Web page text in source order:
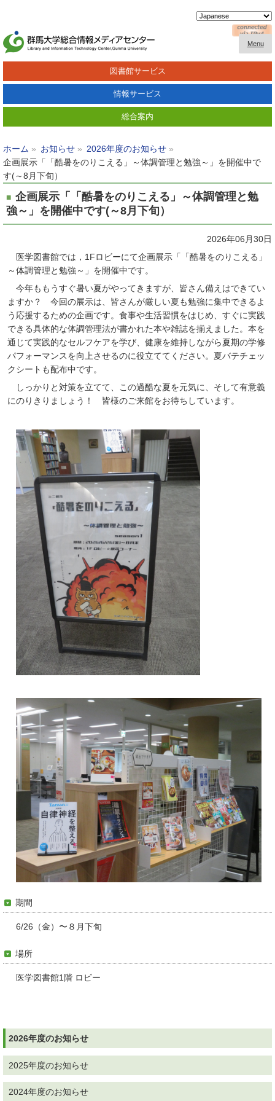
Menu
図書館サービス
情報サービス
総合案内
ホーム お知らせ
2026年度のお知らせ
企画展示「「酷暑をのりこえる」～体調管理と勉強～」を開催中で
す(～8月下旬）
企画展示「「酷暑をのりこえる」～体調管理と勉
強～」を開催中です(～8月下旬）
2026年06月30日
医学図書館では， 1Fロビーにて企画展示「「酷暑をのりこえる」
～体調管理と勉強～」を開催中です。
今年ももうすぐ暑い夏がやってきますが、皆さん備えはできてい
ますか？ 今回の展示は、皆さんが厳しい夏も勉強に集中できるよ
う応援するための企画です。食事や生活習慣をはじめ、すぐに実践
できる具体的な体調管理法が書かれた本や雑誌を揃えました。本を
通じて実践的なセルフケアを学び、健康を維持しながら夏期の学修
パフォーマンスを向上させるのに役立ててください。夏バテチェッ
クシートも配布中です。
しっかりと対策を立てて、この過酷な夏を元気に、そして有意義
にのりきりましょう！ 皆様のご来館をお待ちしています。
期間
6/26（金）〜８月下旬
場所
医学図書館1階 ロビー
2026年度のお知らせ
2025年度のお知らせ
2024年度のお知らせ